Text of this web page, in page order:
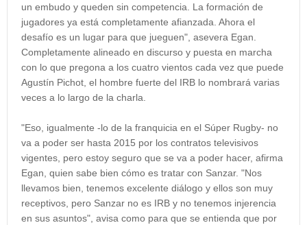
un embudo y queden sin competencia. La formación de
jugadores ya está completamente afianzada. Ahora el
desafío es un lugar para que jueguen", asevera Egan.
Completamente alineado en discurso y puesta en marcha
con lo que pregona a los cuatro vientos cada vez que puede
Agustín Pichot, el hombre fuerte del IRB lo nombrará varias
veces a lo largo de la charla.
"Eso, igualmente -lo de la franquicia en el Súper Rugby- no
va a poder ser hasta 2015 por los contratos televisivos
vigentes, pero estoy seguro que se va a poder hacer, afirma
Egan, quien sabe bien cómo es tratar con Sanzar. "Nos
llevamos bien, tenemos excelente diálogo y ellos son muy
receptivos, pero Sanzar no es IRB y no tenemos injerencia
en sus asuntos", avisa como para que se entienda que por